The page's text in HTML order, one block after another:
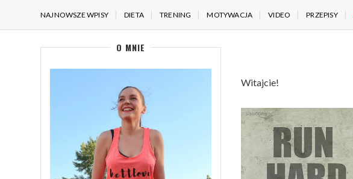
NAJNOWSZE WPISY DIETA TRENING MOTYWACJA VIDEO PRZEPISY
Witajcie!
O MNIE